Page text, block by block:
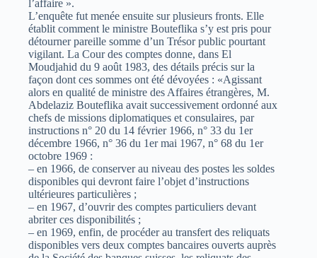
l’affaire ».
L’enquête fut menée ensuite sur plusieurs fronts. Elle
établit comment le ministre Bouteflika s’y est pris pour
détourner pareille somme d’un Trésor public pourtant
vigilant. La Cour des comptes donne, dans El
Moudjahid du 9 août 1983, des détails précis sur la
façon dont ces sommes ont été dévoyées : «Agissant
alors en qualité de ministre des Affaires étrangères, M.
Abdelaziz Bouteflika avait successivement ordonné aux
chefs de missions diplomatiques et consulaires, par
instructions n° 20 du 14 février 1966, n° 33 du 1er
décembre 1966, n° 36 du 1er mai 1967, n° 68 du 1er
octobre 1969 :
– en 1966, de conserver au niveau des postes les soldes
disponibles qui devront faire l’objet d’instructions
ultérieures particulières ;
– en 1967, d’ouvrir des comptes particuliers devant
abriter ces disponibilités ;
– en 1969, enfin, de procéder au transfert des reliquats
disponibles vers deux comptes bancaires ouverts auprès